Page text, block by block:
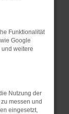
dazu
Funktionalität
Google
und weitere
Nutzung der
messen und
eingesetzt,